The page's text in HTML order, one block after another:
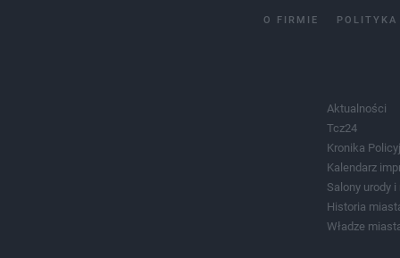
O FIRMIE POLITYKA
Aktualności
Tcz24
Kronika
Kalendarz
Salony urody i
Historia
Władze